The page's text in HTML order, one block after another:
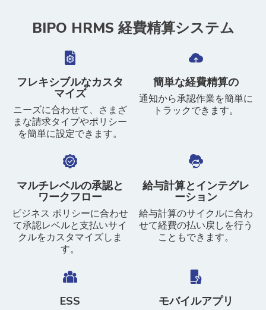
BIPO HRMS 経費精算システム
フレキシブルなカスタ
マイズ
ニーズに合わせて、さまざ
まな請求タイプやポリシー
を簡単に設定できます。
簡単な経費精算の
通知から承認作業を簡単に
トラックできます。
マルチレベルの承認と
ワークフロー
ビジネス ポリシーに合わせ
て承認レベルと支払いサイ
クルをカスタマイズしま
す。
給与計算とインテグレ
ーション
給与計算のサイクルに合わ
せて経費の払い戻しを行う
こともできます。
ESS モバイルアプリ